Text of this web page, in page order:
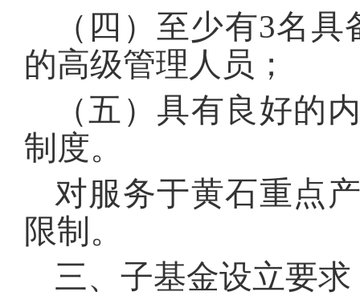
（四）至少有3名
的高级管理人员；
（五）具有良好的
制度。
对服务于黄石重点
限制。
三、子基金设立要求